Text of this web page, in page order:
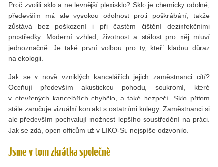
Proč zvolili sklo a ne levnější plexisklo? Sklo je chemicky odolné,
především má ale vysokou odolnost proti poškrábání, takže
zůstává bez poškození i při častém čištění dezinfekčními
prostředky. Moderní vzhled, životnost a stálost pro něj mluví
jednoznačně. Je také první volbou pro ty, kteří kladou důraz
na ekologii.
Jak se v nově vzniklých kancelářích jejich zaměstnanci cítí?
Oceňují především akustickou pohodu, soukromí, které
v otevřených kancelářích chybělo, a také bezpečí. Sklo přitom
stále zaručuje vizuální kontakt s ostatními kolegy. Zaměstnanci si
ale především pochvalují možnost lepšího soustředění na práci.
Jak se zdá, open officům už v LIKO-Su nejspíše odzvonilo.
Jsme v tom zkrátka společně